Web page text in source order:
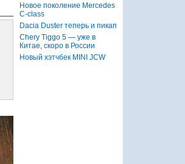
Новое поколение Mercedes
C-class
Dacia Duster теперь и пикап
Chery Tiggo 5 — уже в
Китае, скоро в России
Новый хэтчбек MINI JCW